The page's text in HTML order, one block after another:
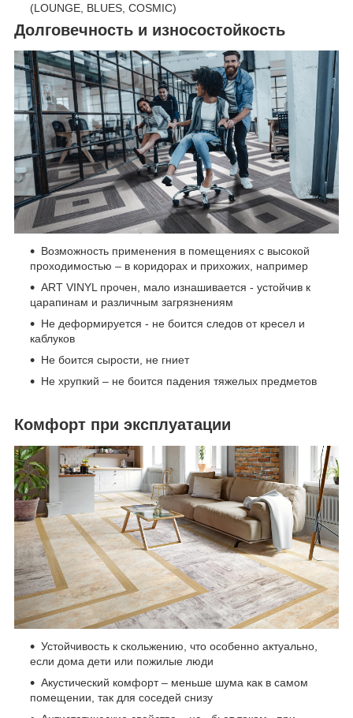
(LOUNGE, BLUES, COSMIC)
Долговечность и износостойкость
Возможность применения в помещениях с высокой
проходимостью – в коридорах и прихожих, например
ART VINYL прочен, мало изнашивается - устойчив к
царапинам и различным загрязнениям
Не деформируется - не боится следов от кресел и
каблуков
Не боится сырости, не гниет
Не хрупкий – не боится падения тяжелых предметов
Комфорт при эксплуатации
Устойчивость к скольжению, что особенно актуально,
если дома дети или пожилые люди
Акустический комфорт – меньше шума как в самом
помещении, так для соседей снизу